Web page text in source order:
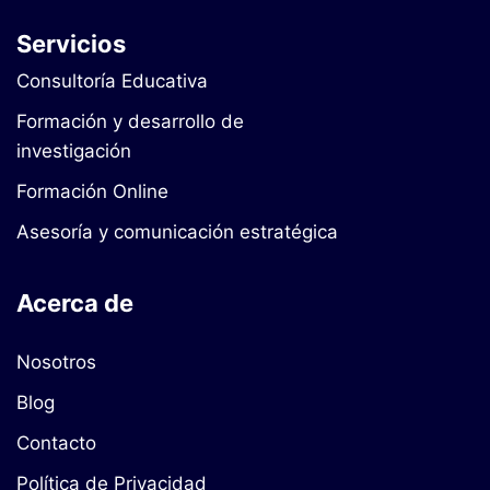
Servicios
Consultoría Educativa
Formación y desarrollo de
investigación
Formación Online
Asesoría y comunicación estratégica
Acerca de
Nosotros
Blog
Contacto
Política de Privacidad